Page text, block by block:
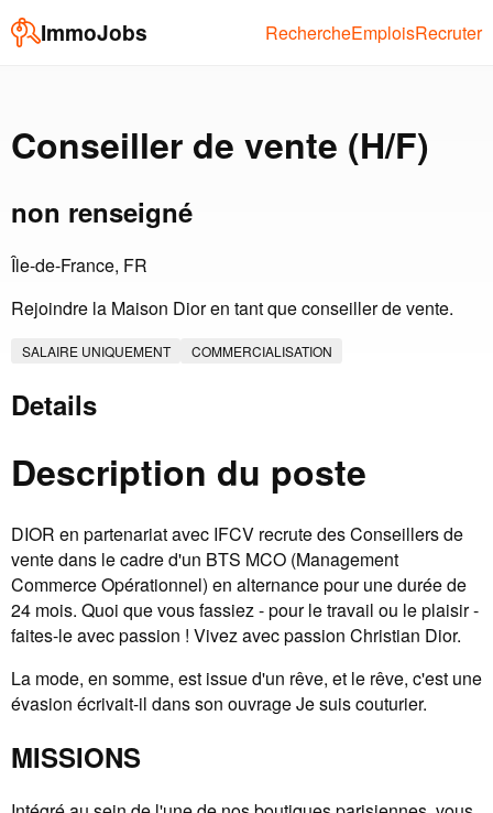
ImmoJobs RechercheEmploisRecruter
Conseiller de vente (H/F)
non renseigné
Île-de-France, FR
Rejoindre la Maison Dior en tant que conseiller de vente.
SALAIRE UNIQUEMENT COMMERCIALISATION
Details
Description du poste
DIOR en partenariat avec IFCV recrute des Conseillers de
vente dans le cadre d'un BTS MCO (Management
Commerce Opérationnel) en alternance pour une durée de
24 mois. Quoi que vous fassiez - pour le travail ou le plaisir -
faites-le avec passion ! Vivez avec passion Christian Dior.
La mode, en somme, est issue d'un rêve, et le rêve, c'est une
évasion écrivait-il dans son ouvrage Je suis couturier.
MISSIONS